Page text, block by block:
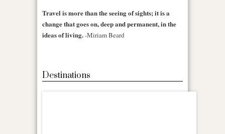
Travel is more than the seeing of sights; it is a
change that goes on, deep and permanent, in the
ideas of living.-Miriam Beard
Destinations